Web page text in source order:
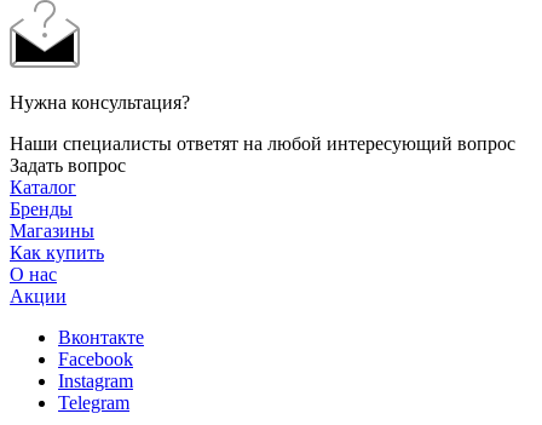
Нужна консультация?
Наши специалисты ответят на любой интересующий вопрос
Задать вопрос
Каталог
Бренды
Магазины
Как купить
О нас
Акции
Вконтакте
Facebook
Instagram
Telegram